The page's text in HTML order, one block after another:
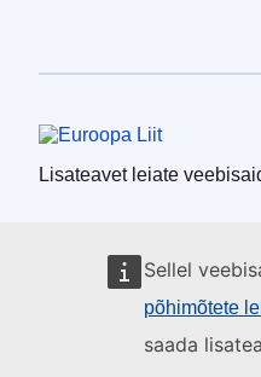
Sellel
põhimõtete
saada
Euroopa Liit
Lisateavet leiate